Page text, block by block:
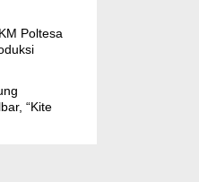
Poltesa
“Kite